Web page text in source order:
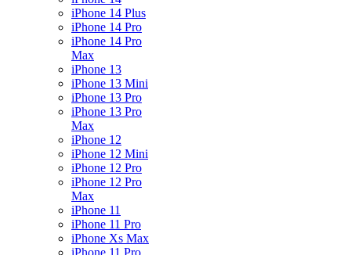
iPhone 14 Plus
iPhone 14 Pro
iPhone 14 Pro
Max
iPhone 13
iPhone 13 Mini
iPhone 13 Pro
iPhone 13 Pro
Max
iPhone 12
iPhone 12 Mini
iPhone 12 Pro
iPhone 12 Pro
Max
iPhone 11
iPhone 11 Pro
iPhone Xs Max
iPhone 11 Pro